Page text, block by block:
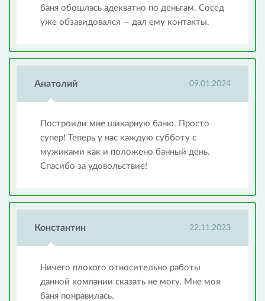
баня обошлась адекватно по деньгам. Сосед
уже обзавидовался — дал ему контакты.
Анатолий 09.01.2024
Построили мне шикарную баню. Просто
супер! Теперь у нас каждую субботу с
мужиками как и положено банный день.
Спасибо за удовольствие!
Константин 22.11.2023
Ничего плохого относительно работы
данной компании сказать не могу. Мне моя
баня понравилась.